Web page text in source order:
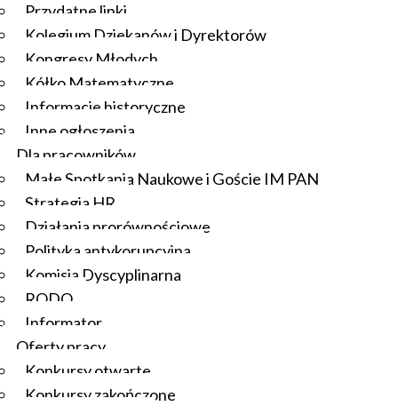
Przydatne linki
Kolegium Dziekanów i Dyrektorów
Kongresy Młodych
Kółko Matematyczne
Informacje historyczne
Inne ogłoszenia
Dla pracowników
Małe Spotkania Naukowe i Goście IM PAN
Strategia HR
Działania prorównościowe
Polityka antykorupcyjna
Komisja Dyscyplinarna
RODO
Informator
Oferty pracy
Konkursy otwarte
Konkursy zakończone